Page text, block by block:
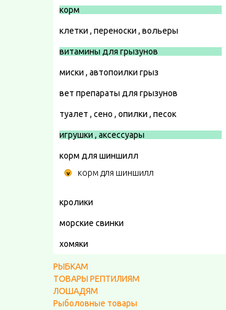
корм
клетки , переноски , вольеры
витамины для грызунов
миски , автопоилки грыз
вет препараты для грызунов
туалет , сено , опилки , песок
игрушки , аксессуары
корм для шиншилл
корм для шиншилл
кролики
морские свинки
хомяки
РЫБКАМ
ТОВАРЫ РЕПТИЛИЯМ
ЛОШАДЯМ
Рыболовные товары